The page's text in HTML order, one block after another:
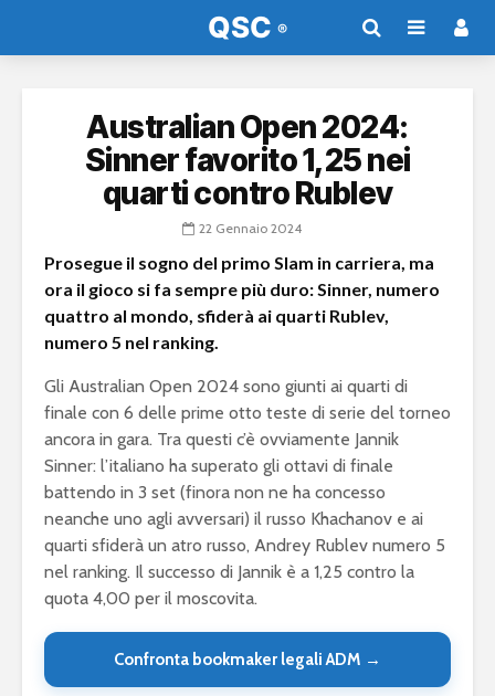
Australian Open 2024:
Sinner favorito 1,25 nei
quarti contro Rublev
22 Gennaio 2024
Prosegue il sogno del primo Slam in carriera, ma
ora il gioco si fa sempre più duro: Sinner, numero
quattro al mondo, sfiderà ai quarti Rublev,
numero 5 nel ranking.
Gli Australian Open 2024 sono giunti ai quarti di
finale con 6 delle prime otto teste di serie del torneo
ancora in gara. Tra questi c’è ovviamente Jannik
Sinner: l’italiano ha superato gli ottavi di finale
battendo in 3 set (finora non ne ha concesso
neanche uno agli avversari) il russo Khachanov e ai
quarti sfiderà un atro russo, Andrey Rublev numero 5
nel ranking. Il successo di Jannik è a 1,25 contro la
quota 4,00 per il moscovita.
Confronta bookmaker legali ADM →